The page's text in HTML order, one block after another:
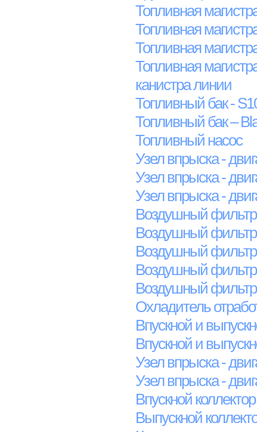
Топливная
Топливная
Топливная
Топливная
канистра линии
Топливный бак -
Топливный бак –
Топливный насос
Узел впрыска -
Узел впрыска -
Узел впрыска -
Воздушный фильтр
Воздушный фильтр
Воздушный фильтр
Воздушный фильтр
Воздушный фильтр
Охладитель
Впускной и
Впускной и
Узел впрыска -
Узел впрыска -
Впускной
Выпускной